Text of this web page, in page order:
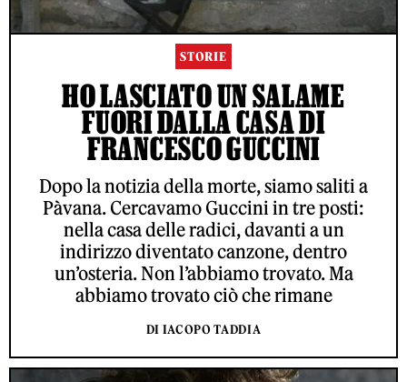
STORIE
HO LASCIATO UN SALAME
FUORI DALLA CASA DI
FRANCESCO GUCCINI
Dopo la notizia della morte, siamo saliti a
Pàvana. Cercavamo Guccini in tre posti:
nella casa delle radici, davanti a un
indirizzo diventato canzone, dentro
un’osteria. Non l’abbiamo trovato. Ma
abbiamo trovato ciò che rimane
DI IACOPO TADDIA